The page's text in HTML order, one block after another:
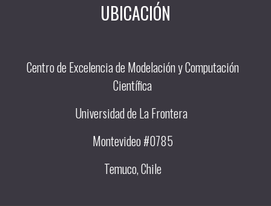
UBICACIÓN
Centro de Excelencia de Modelación y Computación
Científica
Universidad de La Frontera
Montevideo #0785
Temuco, Chile